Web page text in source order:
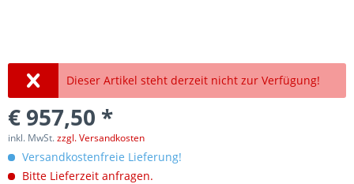
Dieser Artikel steht derzeit nicht zur Verfügung!
€ 957,50 *
inkl. MwSt.zzgl. Versandkosten
Versandkostenfreie Lieferung!
Bitte Lieferzeit anfragen.